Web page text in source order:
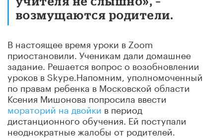
возмущаются родители.
В настоящее время уроки в Zoom
приостановили. Ученикам дали домашнее
задание. Решается вопрос о возобновлении
уроков в Skype.Напомним, уполномоченный
по правам ребенка в Московской области
Ксения Мишонова попросила ввести
мораторий на двойки в период
дистанционного обучения. Ей поступали
неоднократные жалобы от родителей.